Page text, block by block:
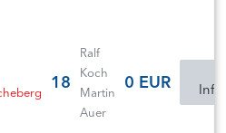
18
Ralf
Koch
Martin
Auer
0 EUR